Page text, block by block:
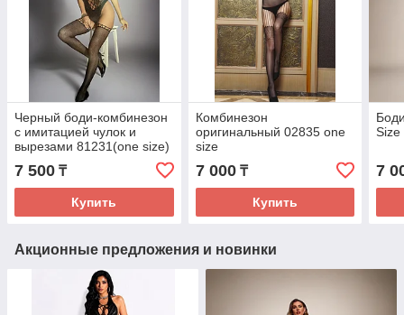
Черный боди-комбинезон
с имитацией чулок и
вырезами 81231(one size)
7 500 ₸
Купить
Комбинезон
оригинальный 02835 one
size
7 000₸
Купить
Size
7
Акционные предложения и новинки